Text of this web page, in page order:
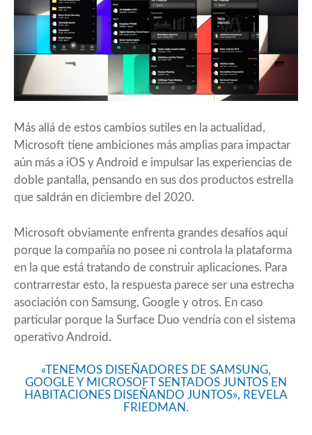
Más allá de estos cambios sutiles en la actualidad,
Microsoft tiene ambiciones más amplias para impactar
aún más a iOS y Android e impulsar las experiencias de
doble pantalla, pensando en sus dos productos estrella
que saldrán en diciembre del 2020.
Microsoft obviamente enfrenta grandes desafíos aquí
porque la compañía no posee ni controla la plataforma
en la que está tratando de construir aplicaciones. Para
contrarrestar esto, la respuesta parece ser una estrecha
asociación con Samsung, Google y otros. En caso
particular porque la Surface Duo vendría con el sistema
operativo Android.
«TENEMOS DISEÑADORES DE SAMSUNG,
GOOGLE Y MICROSOFT SENTADOS JUNTOS EN
HABITACIONES DISEÑANDO JUNTOS», REVELA
FRIEDMAN.